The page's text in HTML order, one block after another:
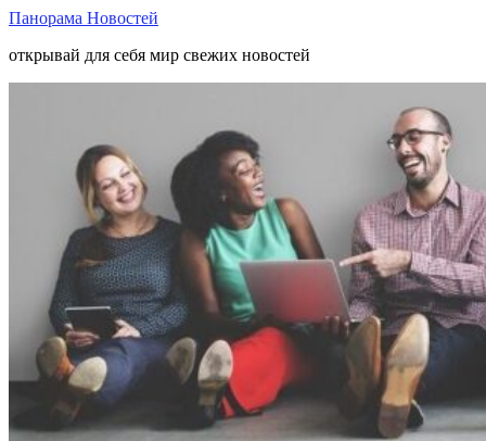
Панорама Новостей
открывай для себя мир свежих новостей